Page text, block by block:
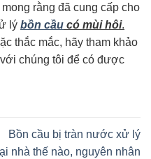
rằng đã cung cấp cho
lý bồn cầu có mùi hôi.
thắc mắc, hãy tham khảo
chúng tôi để có được
Bồn cầu bị tràn nước xử lý
nhà thế nào, nguyên nhân